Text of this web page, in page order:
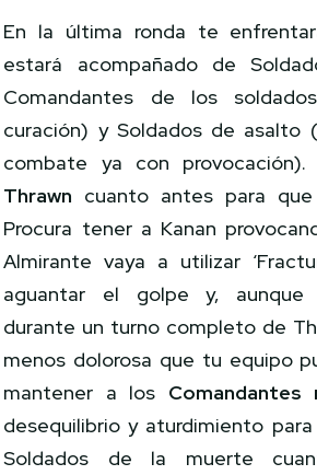
En la última ronda te
estará acompañado de
Comandantes de los
curación) y Soldados de asalto
combate ya con provocación).
Thrawn cuanto antes para
Procura tener a Kanan
Almirante vaya a utilizar
aguantar el golpe y, aunque
durante un turno completo de
menos dolorosa que tu equipo
mantener a los Comandantes
desequilibrio y aturdimiento
Soldados de la muerte